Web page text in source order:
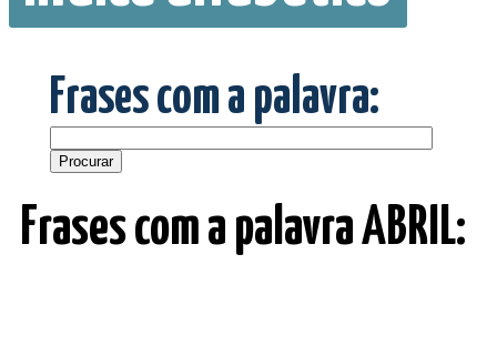
Frases com a palavra:
Frases com a palavra ABRIL: